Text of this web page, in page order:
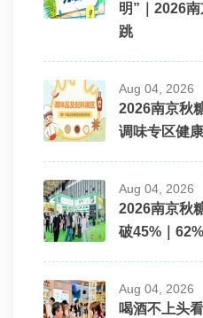
明”｜2026
跳
Aug 04, 2026
2026南京秋
调味专区健
Aug 04, 2026
2026南京秋
破45%｜
Aug 04, 2026
喝酒不上头